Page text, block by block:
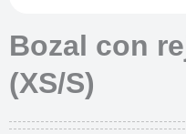
Bozal con
(XS/S)